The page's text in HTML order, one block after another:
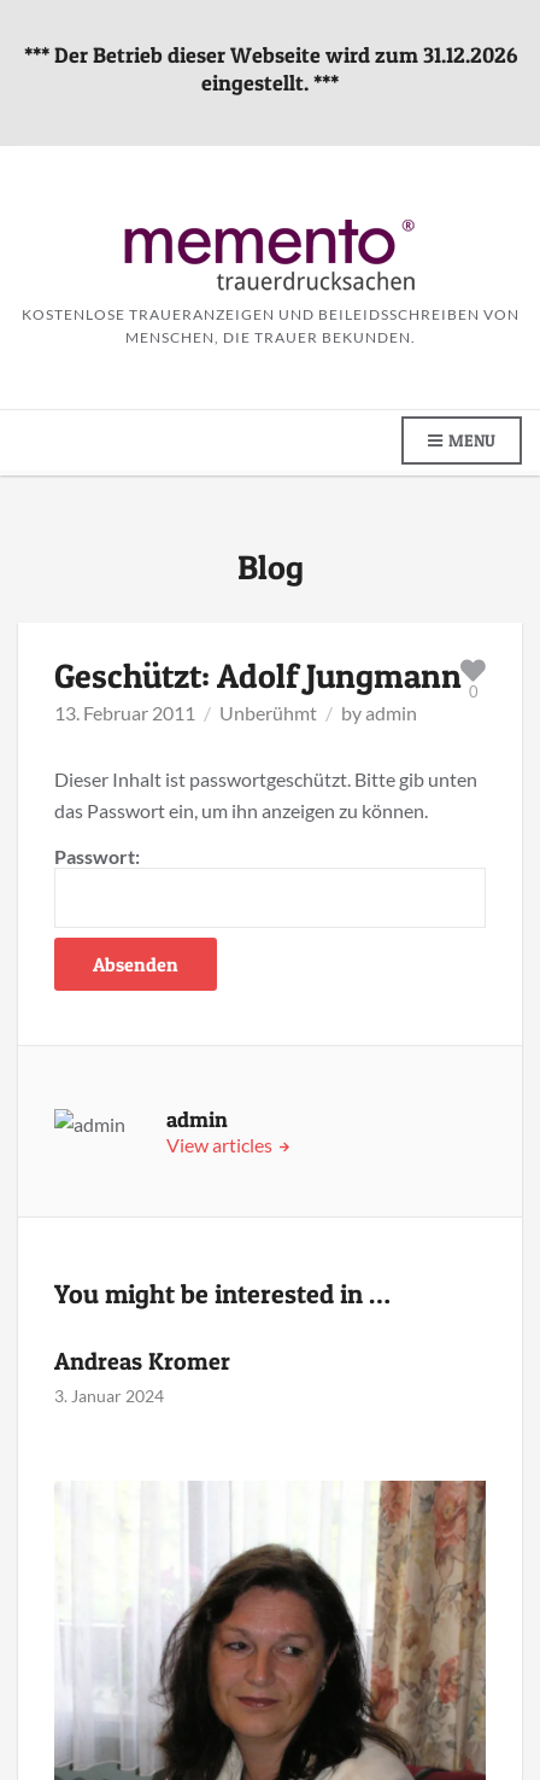
*** Der Betrieb dieser Webseite wird zum 31.12.2026
eingestellt. ***
KOSTENLOSE TRAUERANZEIGEN UND BEILEIDSSCHREIBEN VON
MENSCHEN, DIE TRAUER BEKUNDEN.
MENU
Blog
Geschützt: Adolf Jungmann 0
13. Februar 2011 Unberühmt byadmin
Dieser Inhalt ist passwortgeschützt. Bitte gib unten
das Passwort ein, um ihn anzeigen zu können.
Passwort:
admin
View articles
You might be interested in …
Andreas Kromer
3. Januar 2024